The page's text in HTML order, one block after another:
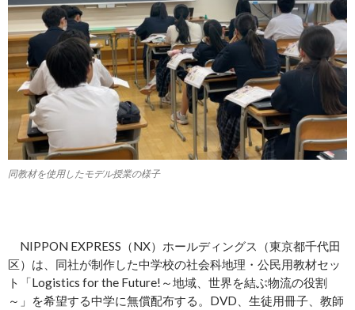
同教材を使用したモデル授業の様子
NIPPON EXPRESS（NX）ホールディングス（東京都千代田
区）は、同社が制作した中学校の社会科地理・公民用教材セッ
ト「Logistics for the Future!～地域、世界を結ぶ物流の役割
～」を希望する中学に無償配布する。DVD、生徒用冊子、教師